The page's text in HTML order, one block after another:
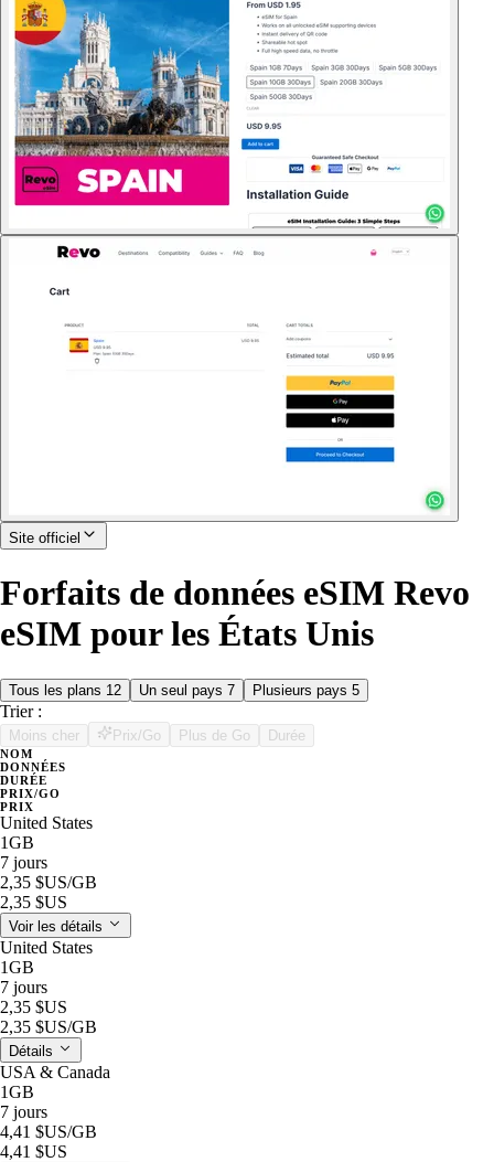
Site officiel
Forfaits de données eSIM Revo
eSIM pour les États Unis
Tous les plans 12 Un seul pays 7 Plusieurs pays 5
Trier :
Moins cher Prix/Go Plus de Go Durée
NOM
DONNÉES
DURÉE
PRIX/GO
PRIX
United States
1GB
7 jours
2,35 $US/GB
2,35 $US
Voir les détails
United States
1GB
7 jours
2,35 $US
2,35 $US/GB
Détails
USA & Canada
1GB
7 jours
4,41 $US/GB
4,41 $US